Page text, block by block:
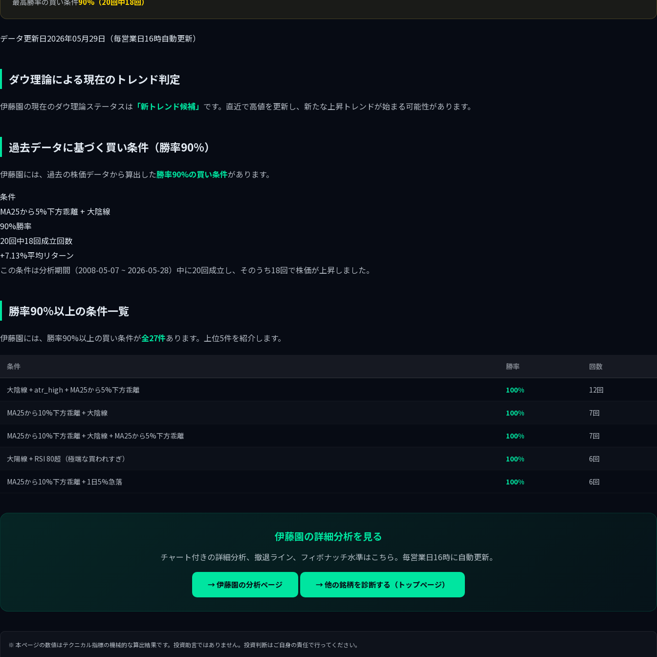
データ更新日2026年05月29日（毎営業日16時自動更新）
ダウ理論による現在のトレンド判定
伊藤園の現在のダウ理論ステータスは 「新トレンド候補」 です。直近で高値を更新し、新たな上昇トレンドが始まる可能性があります。
過去データに基づく買い条件（勝率90%）
伊藤園には、過去の株価データから算出した勝率90%の買い条件があります。
条件
MA25から5%下方乖離 + 大陰線
90%勝率
20回中18回成立回数
+7.13%平均リターン
この条件は分析期間（2008-05-07 ~ 2026-05-28）中に20回成立し、そのうち18回で株価が上昇しました。
勝率90%以上の条件一覧
伊藤園には、勝率90%以上の買い条件が全27件あります。上位5件を紹介します。
条件 勝率 回数
大陰線 + atr_high + MA25から5%下方乖離 100% 12回
MA25から10%下方乖離 + 大陰線 100% 7回
MA25から10%下方乖離 + 大陰線 + MA25から5%下方乖離 100% 7回
大陽線 + RSI 80超（極端な買われすぎ） 100% 6回
MA25から10%下方乖離 + 1日5%急落 100% 6回
伊藤園の詳細分析を見る
チャート付きの詳細分析、撤退ライン、フィボナッチ水準はこちら。毎営業日16時に自動更新。
→ 伊藤園の分析ページ → 他の銘柄を診断する（トップページ）
※ 本ページの数値はテクニカル指標の機械的な算出結果です。投資助言ではありません。投資判断はご自身の責任で行ってください。